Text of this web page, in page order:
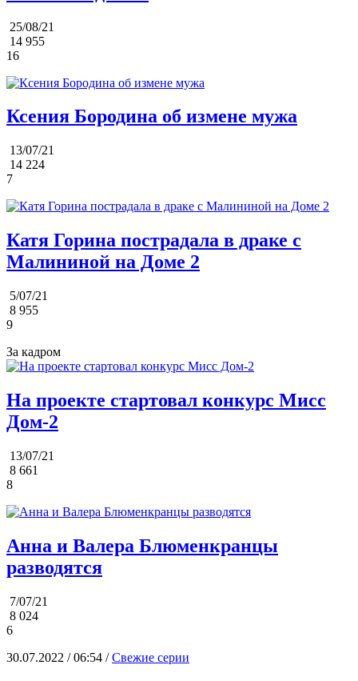
25/08/21
14 955
16
Ксения Бородина об измене мужа
13/07/21
14 224
7
Катя Горина пострадала в драке с
Малининой на Доме 2
5/07/21
8 955
9
За кадром
На проекте стартовал конкурс Мисс
Дом-2
13/07/21
8 661
8
Анна и Валера Блюменкранцы
разводятся
7/07/21
8 024
6
30.07.2022 / 06:54 /Свежие серии